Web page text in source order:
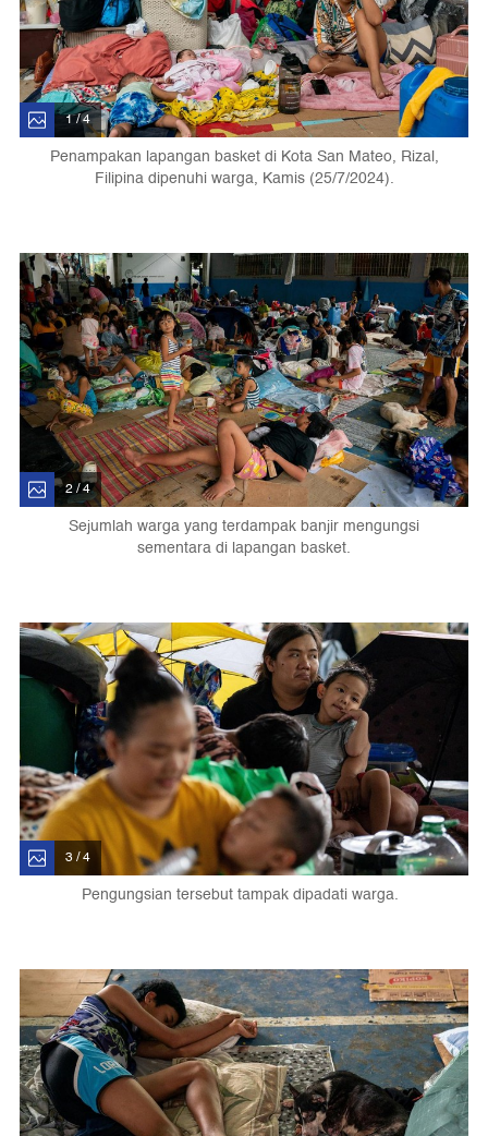
1 / 4
Penampakan lapangan basket di Kota San Mateo, Rizal,
Filipina dipenuhi warga, Kamis (25/7/2024).
2 / 4
Sejumlah warga yang terdampak banjir mengungsi
sementara di lapangan basket.
3 / 4
Pengungsian tersebut tampak dipadati warga.